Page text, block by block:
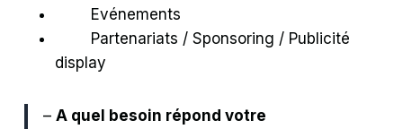
Evénements
Partenariats / Sponsoring / Publicité
display
–A quel besoin répond votre